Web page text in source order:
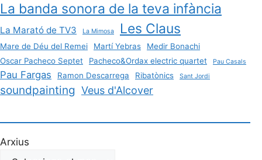
La banda sonora de la teva infància
La Marató de TV3 La Mimosa Les Claus
Mare de Déu del Remei Martí Yebras
Medir Bonachi
Oscar Pacheco Septet
Pacheco&Ordax electric quartet Pau Casals
Pau Fargas Ramon Descarrega Ribatònics Sant Jordi
soundpainting Veus d'Alcover
Arxius